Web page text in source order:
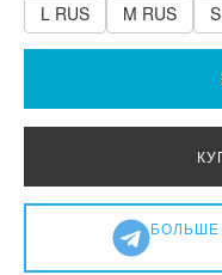
L RUS M RUS